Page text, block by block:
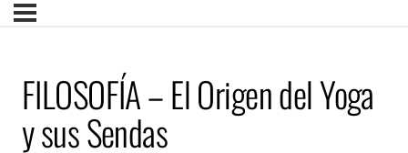
FILOSOFÍA – El Origen del Yoga
y sus Sendas